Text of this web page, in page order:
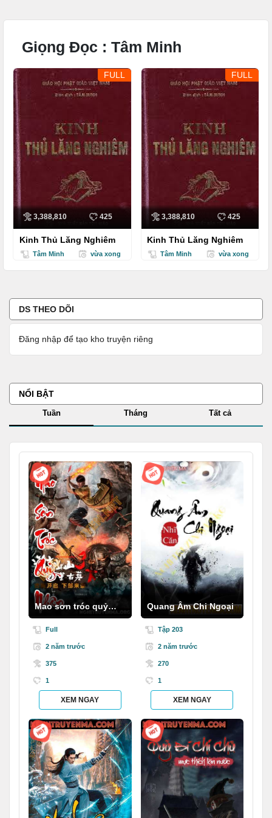
Giọng Đọc : Tâm Minh
FULL
3,388,810 425
Kinh Thủ Lăng Nghiêm
Tâm Minh vừa xong
FULL
3,388,810 425
Kinh Thủ Lăng Nghiêm
Tâm Minh vừa xong
DS THEO DÕI
Đăng nhập để tạo kho truyện riêng
NỔI BẬT
Tuần Tháng Tất cả
Mao sơn tróc quỷ
nhân
Full
2 năm trước
375
1
XEM NGAY
Quang Âm Chi Ngoại
Tập 203
2 năm trước
270
1
XEM NGAY